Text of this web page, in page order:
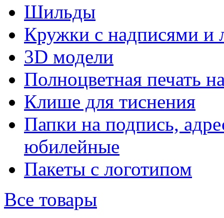
Шильды
Кружки с надписями и
3D модели
Полноцветная печать
Клише для тиснения
Папки на подпись,
юбилейные
Пакеты с логотипом
Все товары